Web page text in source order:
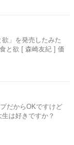
」を発売したみた
と欲 [ 森崎友紀 ] 価
だからOKですけど
は好きですか？